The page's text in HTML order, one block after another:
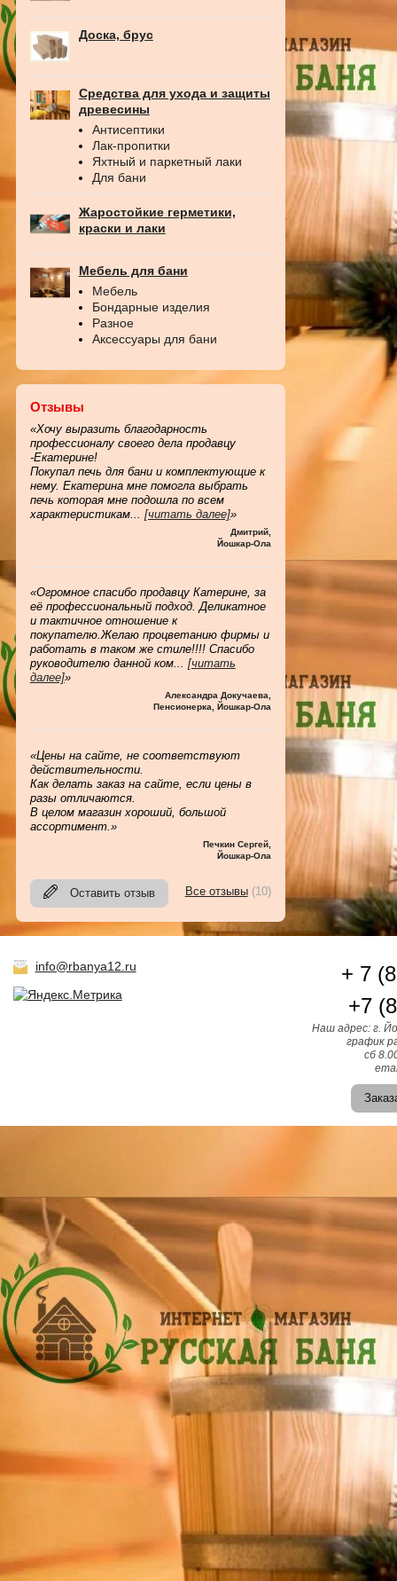
Доска, брус
Средства для ухода и защиты
древесины
Антисептики
Лак-пропитки
Яхтный и паркетный лаки
Для бани
Жаростойкие герметики,
краски и лаки
Мебель для бани
Мебель
Бондарные изделия
Разное
Аксессуары для бани
Отзывы
«Хочу выразить благодарность
профессионалу своего дела продавцу
-Екатерине!
Покупал печь для бани и комплектующие к
нему. Екатерина мне помогла выбрать
печь которая мне подошла по всем
характеристикам... [читать далее]»
Дмитрий,
Йошкар-Ола
«Огромное спасибо продавцу Катерине, за
её профессиональный подход. Деликатное
и тактичное отношение к
покупателю.Желаю процветанию фирмы и
работать в таком же стиле!!!! Спасибо
руководителю данной ком... [читать
далее]»
Александра Докучаева
Пенсионерка, Йошкар-Ола
«Цены на сайте, не соответствуют
действительности.
Как делать заказ на сайте, если цены в
разы отличаются.
В целом магазин хороший, большой
ассортимент.»
Печкин Сергей,
Йошкар-Ола
Оставить отзыв Все отзывы(10)
info@rbanya12.ru
+ 7
+7
Наш адрес: г.
график
сб